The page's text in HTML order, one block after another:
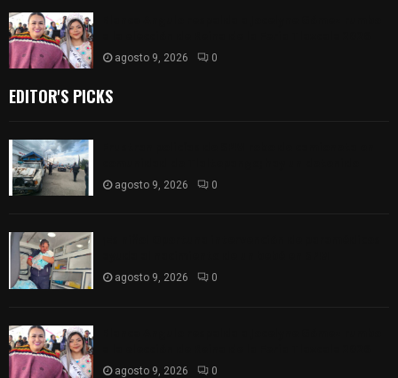
agosto 9, 2026 0
EDITOR'S PICKS
agosto 9, 2026 0
agosto 9, 2026 0
agosto 9, 2026 0